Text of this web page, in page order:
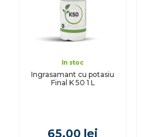
In stoc
Ingrasamant cu potasiu
Final K 50 1 L
65.00 lei